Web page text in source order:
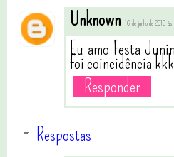
Unknown 16 de junho de 2016 às
Eu amo Festa
foi coincidência
Responder
Respostas